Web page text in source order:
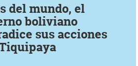
del mundo, el
boliviano
sus acciones